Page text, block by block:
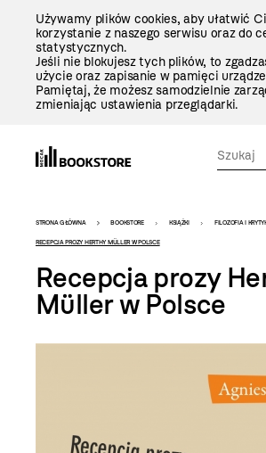
Używamy plików cookies, aby ułatwić Ci
korzystanie z naszego serwisu oraz do
statystycznych.
Jeśli nie blokujesz tych plików, to
użycie oraz zapisanie w pamięci
Pamiętaj, że możesz samodzielnie
zmieniając ustawienia przeglądarki.
Bookstore
-
szablon
szczegóły
STRONA GŁÓWNA BOOKSTORE KSIĄŻKI FILOZOFIA I
RECEPCJA PROZY HERTHY MÜLLER W POLSCE
Recepcja prozy
Müller w Polsce